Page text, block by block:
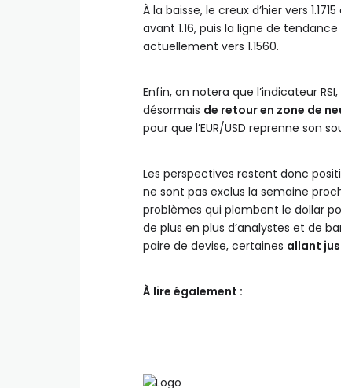
À la baisse, le creux d’hier vers
avant 1.16, puis la ligne de
actuellement vers 1.1560.
Enfin, on notera que l’indicateur
désormais de retour en zone de
pour que l’EUR/USD reprenne son
Les perspectives restent donc
ne sont pas exclus la semaine
problèmes qui plombent le dollar
de plus en plus d’analystes et de
paire de devise, certaines allant
À lire également :